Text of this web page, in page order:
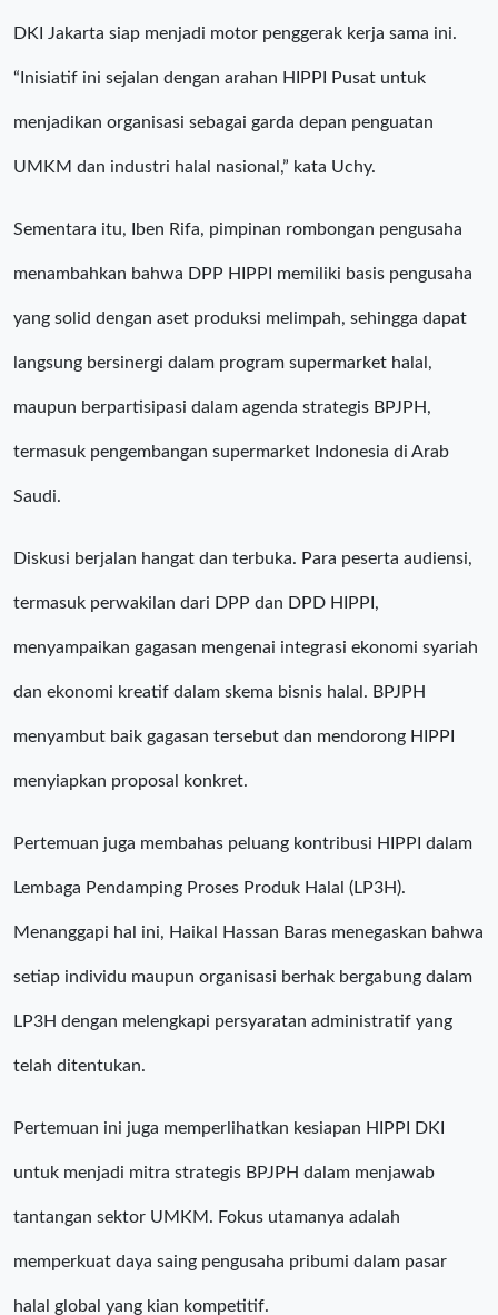
DKI Jakarta siap menjadi motor penggerak kerja sama ini.
“Inisiatif ini sejalan dengan arahan HIPPI Pusat untuk
menjadikan organisasi sebagai garda depan penguatan
UMKM dan industri halal nasional,” kata Uchy.
Sementara itu, Iben Rifa, pimpinan rombongan pengusaha
menambahkan bahwa DPP HIPPI memiliki basis pengusaha
yang solid dengan aset produksi melimpah, sehingga dapat
langsung bersinergi dalam program supermarket halal,
maupun berpartisipasi dalam agenda strategis BPJPH,
termasuk pengembangan supermarket Indonesia di Arab
Saudi.
Diskusi berjalan hangat dan terbuka. Para peserta audiensi,
termasuk perwakilan dari DPP dan DPD HIPPI,
menyampaikan gagasan mengenai integrasi ekonomi syariah
dan ekonomi kreatif dalam skema bisnis halal. BPJPH
menyambut baik gagasan tersebut dan mendorong HIPPI
menyiapkan proposal konkret.
Pertemuan juga membahas peluang kontribusi HIPPI dalam
Lembaga Pendamping Proses Produk Halal (LP3H).
Menanggapi hal ini, Haikal Hassan Baras menegaskan bahwa
setiap individu maupun organisasi berhak bergabung dalam
LP3H dengan melengkapi persyaratan administratif yang
telah ditentukan.
Pertemuan ini juga memperlihatkan kesiapan HIPPI DKI
untuk menjadi mitra strategis BPJPH dalam menjawab
tantangan sektor UMKM. Fokus utamanya adalah
memperkuat daya saing pengusaha pribumi dalam pasar
halal global yang kian kompetitif.